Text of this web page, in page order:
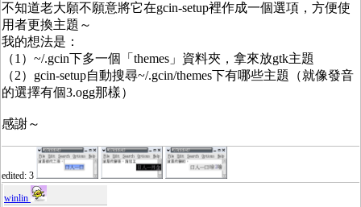
不知道老大願不願意將它在gcin-setup裡作成一個選項，方便使
用者更換主題～
我的想法是：
（1）~/.gcin下多一個「themes」資料夾，拿來放gtk主題
（2）gcin-setup自動搜尋~/.gcin/themes下有哪些主題（就像發音
的選擇有個3.ogg那樣）
感謝～
edited: 3
winlin